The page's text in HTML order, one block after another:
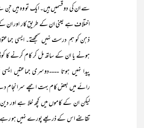
سے ان کی دو قسمیں ہیں۔ ایک تو وہ ہیں جن
اختلاف ہے یعنی ان کے طریقِ کار اور ان
ذہن کو ہم درست نہیں سمجھتے۔ ایسی
ہونے یا ان کے ساتھ مل کر کام کرنے کا
پیدا نہیں ہوتا ----دوسری جماعتیں ایسی
رائے میں بعض کام بہت اچھے سرانجام
لیکن ان کے کاموں میں کچھ خلا ہے اور
تقاضے اس کے ذریعے پورے نہیں ہو